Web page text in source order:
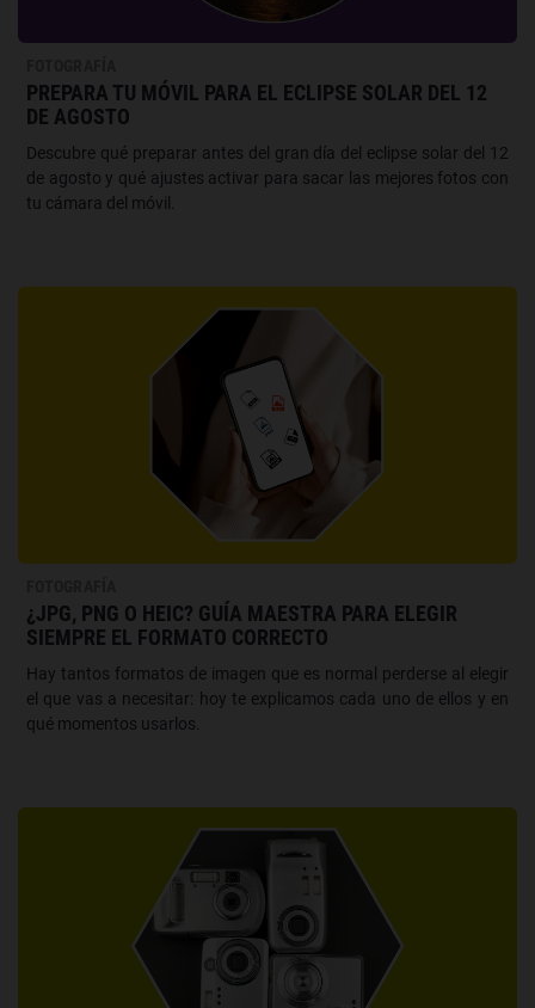
PREPARA TU MÓVIL PARA EL ECLIPSE SOLAR DEL 12
DE AGOSTO
Descubre qué preparar antes del gran día del eclipse solar del 12
de agosto y qué ajustes activar para sacar las mejores fotos con
tu cámara del móvil.
¿JPG, PNG O HEIC? GUÍA MAESTRA PARA ELEGIR
SIEMPRE EL FORMATO CORRECTO
Hay tantos formatos de imagen que es normal perderse al elegir
el que vas a necesitar: hoy te explicamos cada uno de ellos y en
qué momentos usarlos.